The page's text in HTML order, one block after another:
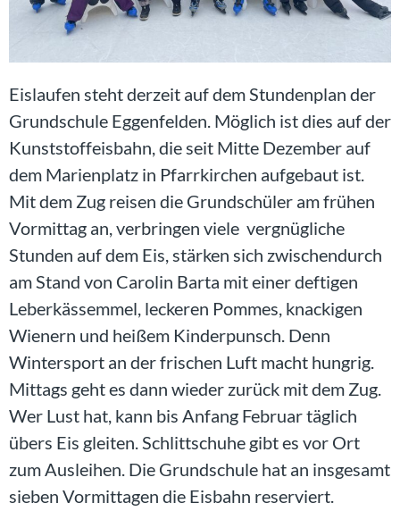
Eislaufen steht derzeit auf dem Stundenplan der
Grundschule Eggenfelden. Möglich ist dies auf der
Kunststoffeisbahn, die seit Mitte Dezember auf
dem Marienplatz in Pfarrkirchen aufgebaut ist.
Mit dem Zug reisen die Grundschüler am frühen
Vormittag an, verbringen viele vergnügliche
Stunden auf dem Eis, stärken sich zwischendurch
am Stand von Carolin Barta mit einer deftigen
Leberkässemmel, leckeren Pommes, knackigen
Wienern und heißem Kinderpunsch. Denn
Wintersport an der frischen Luft macht hungrig.
Mittags geht es dann wieder zurück mit dem Zug.
Wer Lust hat, kann bis Anfang Februar täglich
übers Eis gleiten. Schlittschuhe gibt es vor Ort
zum Ausleihen. Die Grundschule hat an insgesamt
sieben Vormittagen die Eisbahn reserviert.